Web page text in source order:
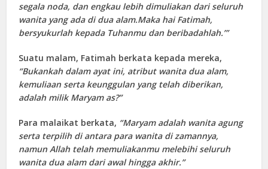
segala noda, dan engkau lebih dimuliakan dari seluruh
wanita yang ada di dua alam.Maka hai Fatimah,
bersyukurlah kepada Tuhanmu dan beribadahlah.’”
Suatu malam, Fatimah berkata kepada mereka,
“Bukankah dalam ayat ini, atribut wanita dua alam,
kemuliaan serta keunggulan yang telah diberikan,
adalah milik Maryam as?”
Para malaikat berkata, “Maryam adalah wanita agung
serta terpilih di antara para wanita di zamannya,
namun Allah telah memuliakanmu melebihi seluruh
wanita dua alam dari awal hingga akhir.”